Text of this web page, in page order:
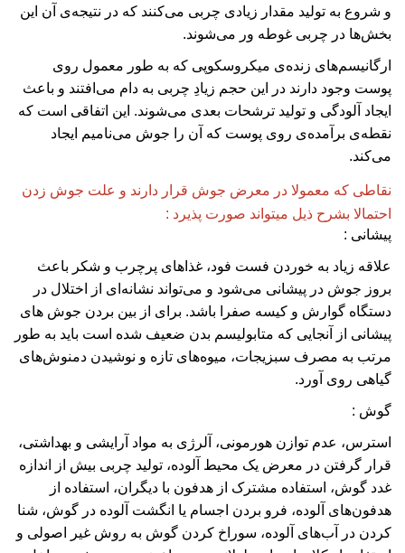
و شروع به تولید مقدار زیادی چربی می‌کنند که در نتیجه‌ی آن این
بخش‌ها در چربی غوطه‌ ور می‌شوند.
ارگانیسم‌های زنده‌ی میکروسکوپی که به طور معمول روی
پوست وجود دارند در این حجم زیادِ چربی به دام می‌افتند و باعث
ایجاد آلودگی و تولید ترشحات بعدی می‌شوند. این اتفاقی است که
نقطه‌ی برآمده‌ی روی پوست که آن را جوش می‌نامیم ایجاد
می‌کند.
نقاطی که معمولا در معرض جوش قرار دارند و علت جوش زدن
احتمالا بشرح ذیل میتواند صورت پذیرد :
پیشانی :
علاقه زیاد به خوردن فست فود، غذاهای پرچرب و شکر باعث
بروز جوش در پیشانی می‌شود و می‌تواند نشانه‌ای از اختلال در
دستگاه گوارش و کیسه صفرا باشد. برای از بین بردن جوش های
پیشانی از آنجایی که متابولیسم بدن ضعیف شده است باید به طور
مرتب به مصرف سبزیجات، میوه‌های تازه و نوشیدن دمنوش‌های
گیاهی روی آورد.
گوش :
استرس، عدم توازن هورمونی، آلرژی به مواد آرایشی و بهداشتی،
قرار گرفتن در معرض یک محیط آلوده، تولید چربی بیش از اندازه
غدد گوش، استفاده مشترک از هدفون با دیگران، استفاده از
هدفون‌های آلوده، فرو بردن اجسام یا انگشت آلوده در گوش، شنا
کردن در آب‌های آلوده، سوراخ کردن گوش به روش غیر اصولی و